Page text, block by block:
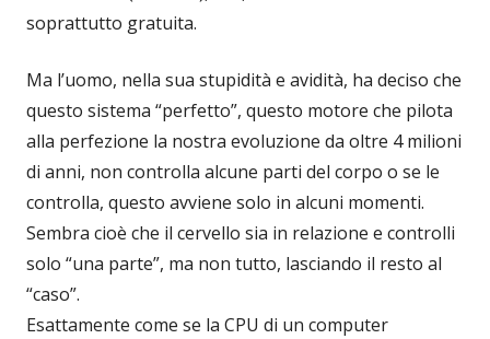
soprattutto gratuita.
Ma l’uomo, nella sua stupidità e avidità, ha deciso che
questo sistema “perfetto”, questo motore che pilota
alla perfezione la nostra evoluzione da oltre 4 milioni
di anni, non controlla alcune parti del corpo o se le
controlla, questo avviene solo in alcuni momenti.
Sembra cioè che il cervello sia in relazione e controlli
solo “una parte”, ma non tutto, lasciando il resto al
“caso”.
Esattamente come se la CPU di un computer